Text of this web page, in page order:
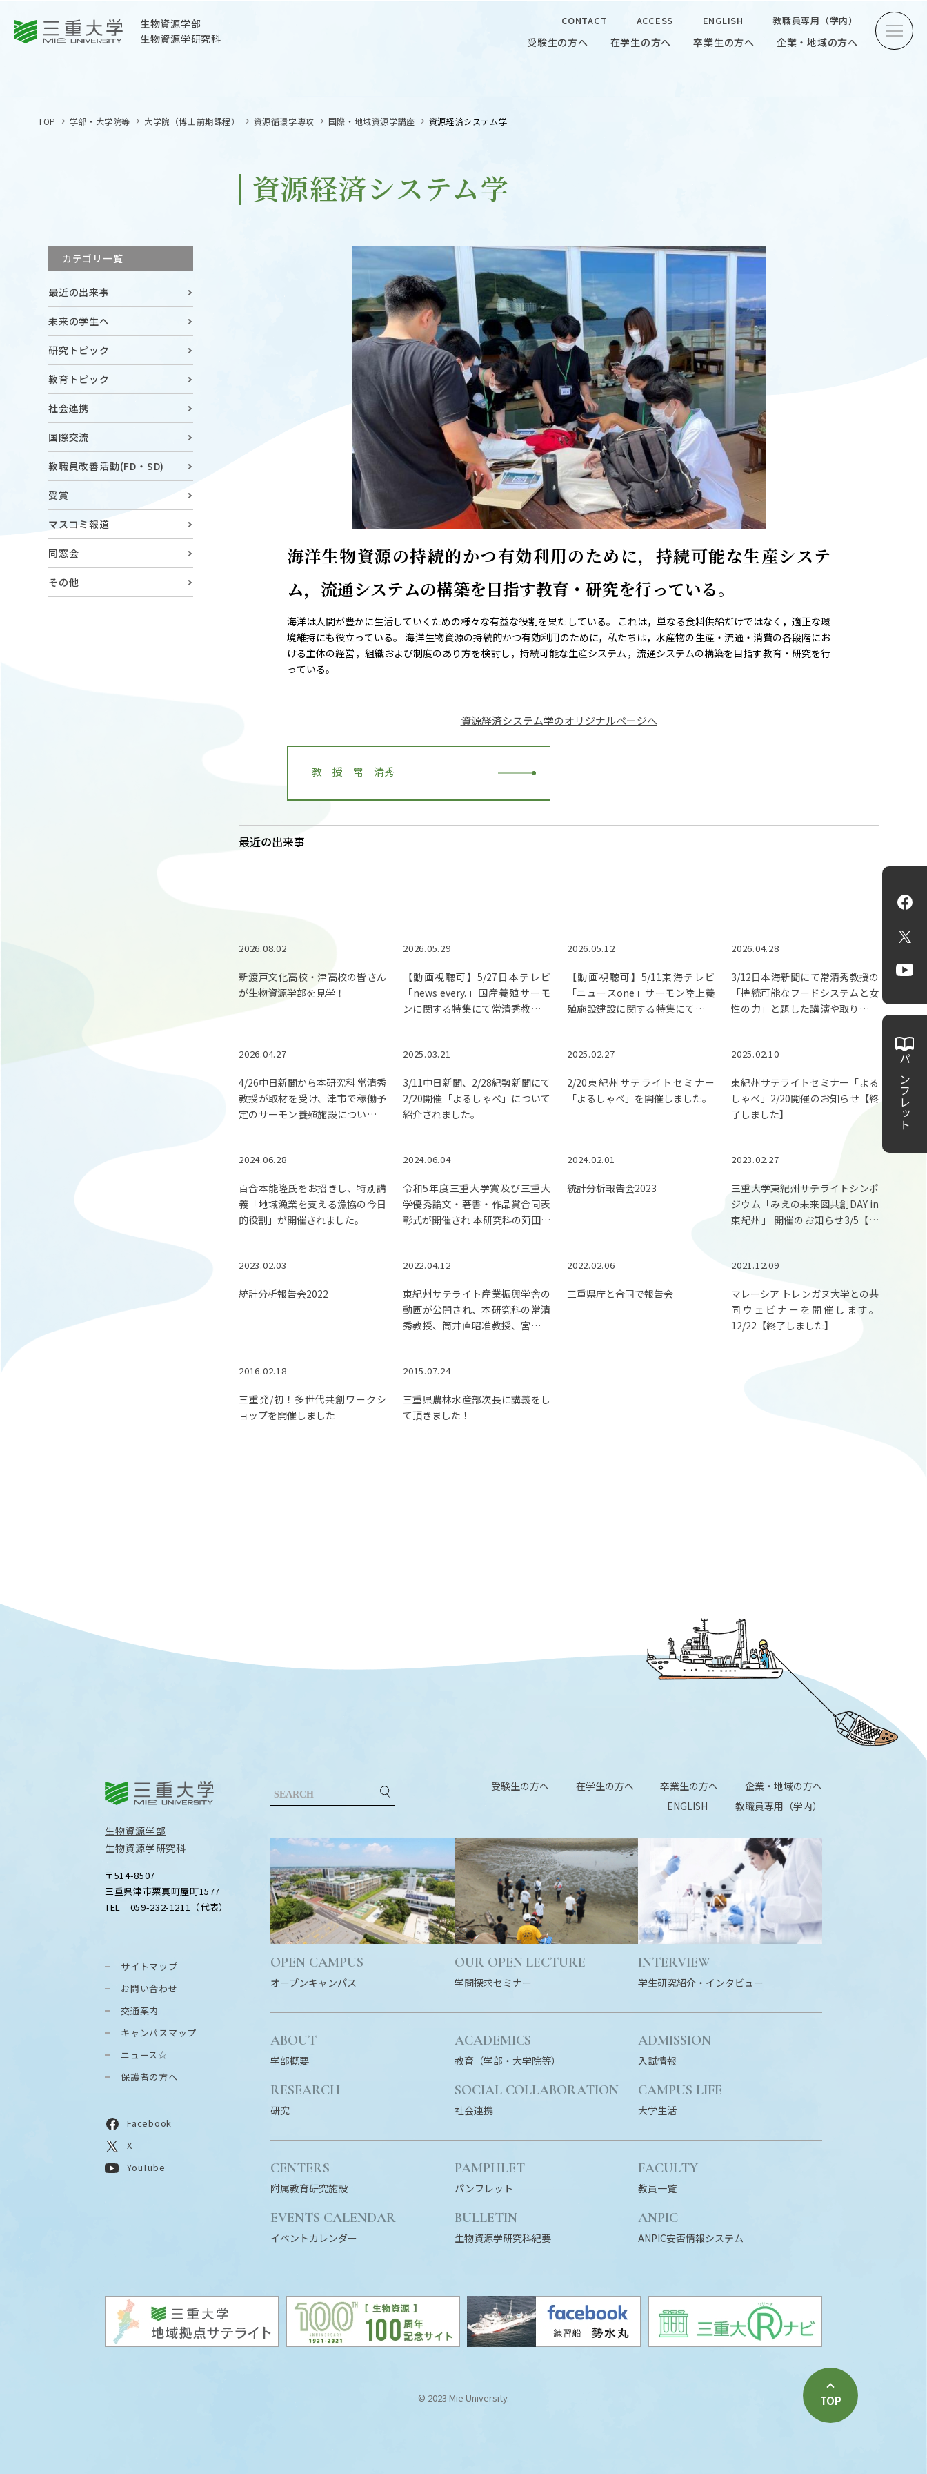
三重大学
生物資源学部
生物資源学研究科
CONTACT ACCESS ENGLISH 教職員専用（学内）
受験生の方へ 在学生の方へ 卒業生の方へ 企業・地域の方へ
生物資源学研究科
サイトマップ
お問い合わせ
ニュース◎
X
YouTube
教職員専用（学内）
農学がつなぐミライ
OPEN CAMPUS OUR OPEN LECTURE
学問探求セミナー
INTERVIEW
学生研究紹介・
ACADEMICS
教育（学部・大学院等）
ADMISSION
入試情報
SOCIAL
社会連携
CAMPUS LIFE
大学生活
PAMPHLET
パンフレット
FACULTY
教員一覧
イベントカレンダー
BULLETIN
生物資源学研究科紀要
ANPIC
ANPIC安否情報システム
TOP 学部・大学院等 大学院（博士前期課程） 資源循環学専攻 国際・地域資源学講座 資源経済システム学
資源経済システム学
カテゴリ一覧
最近の出来事
未来の学生へ
研究トピック
教育トピック
社会連携
国際交流
教職員改善活動(FD・SD)
受賞
マスコミ報道
同窓会
その他
海洋生物資源の持続的かつ有効利用のために，持続可能な生産システ
ム，流通システムの構築を目指す教育・研究を行っている。
海洋は人間が豊かに生活していくための様々な有益な役割を果たしている。 これは，単なる食料供給だけではなく，適正な環
境維持にも役立っている。 海洋生物資源の持続的かつ有効利用のために，私たちは，水産物の生産・流通・消費の各段階にお
ける主体の経営，組織および制度のあり方を検討し，持続可能な生産システム，流通システムの構築を目指す教育・研究を行
っている。
資源経済システム学のオリジナルページへ
教 授 常 清秀
最近の出来事
2026.08.02
新渡戸文化高校・津高校の皆さん
が生物資源学部を見学！
2026.05.29
【動画視聴可】5/27日本テレビ
「news every.」国産養殖サーモ
ンに関する特集にて常清秀教授の
2026.05.12
【動画視聴可】5/11東海テレビ
「ニュースone」サーモン陸上養
殖施設建設に関する特集にて常清
2026.04.28
3/12日本海新聞にて常清秀教授の
「持続可能なフードシステムと女
性の力」と題した講演や取り組み
2026.04.27
4/26中日新聞から本研究科 常清秀
教授が取材を受け、津市で稼働予
定のサーモン養殖施設についての
2025.03.21
3/11中日新聞、2/28紀勢新聞にて
2/20開催「よるしゃべ」について
紹介されました。
2025.02.27
2/20東紀州サテライトセミナー
「よるしゃべ」を開催しました。
2025.02.10
東紀州サテライトセミナー「よる
しゃべ」2/20開催のお知らせ【終
了しました】
2024.06.28
百合本能隆氏をお招きし、特別講
義「地域漁業を支える漁協の今日
的役割」が開催されました。
2024.06.04
令和5年度三重大学賞及び三重大
学優秀論文・著書・作品賞合同表
彰式が開催され 本研究科の苅田修
た。
2024.02.01
統計分析報告会2023
2023.02.27
三重大学東紀州サテライトシンポ
ジウム「みえの未来図共創DAY in
東紀州」 開催のお知らせ3/5【終
2023.02.03
統計分析報告会2022
2022.04.12
東紀州サテライト産業振興学舎の
動画が公開され、本研究科の常清
秀教授、筒井直昭准教授、宮嶋優
2022.02.06
三重県庁と合同で報告会
2021.12.09
マレーシア トレンガヌ大学との共
同ウェビナーを開催します。
12/22【終了しました】
2016.02.18
三重発/初！多世代共創ワークシ
ョップを開催しました
2015.07.24
三重県農林水産部次長に講義をし
て頂きました！
X
パンフレット
生物資源学部
生物資源学研究科
〒514-8507
三重県津市栗真町屋町1577
TEL 059-232-1211（代表）
サイトマップ
お問い合わせ
交通案内
キャンパスマップ
ニュース☆
保護者の方へ
Facebook
X
YouTube
受験生の方へ 在学生の方へ 卒業生の方へ
企業・地域の方へ
ENGLISH
教職員専用（学内）
OPEN CAMPUS
オープンキャンパス
OUR OPEN LECTURE
学問探求セミナー
INTERVIEW
学生研究紹介・ インタビュー
ABOUT
学部概要
ACADEMICS
教育（学部・大学院等）
ADMISSION
入試情報
RESEARCH
研究
SOCIAL COLLABORATION
社会連携
CAMPUS LIFE
大学生活
CENTERS
附属教育研究施設
PAMPHLET
パンフレット
FACULTY
教員一覧
EVENTS CALENDAR
イベントカレンダー
BULLETIN
生物資源学研究科紀要
ANPIC
ANPIC安否情報システム
© 2023 Mie University. TOP